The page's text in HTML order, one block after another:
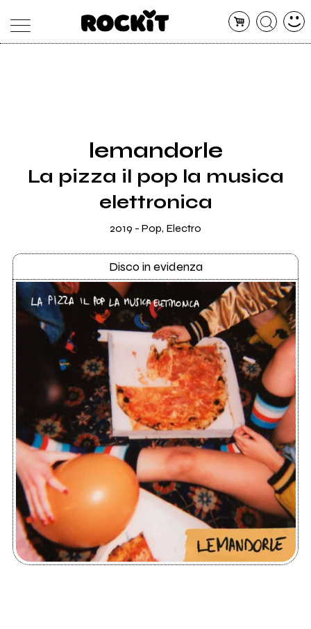
RADIO
lemandorle
La pizza il pop la musica
elettronica
2019 - Pop, Electro
Disco in evidenza